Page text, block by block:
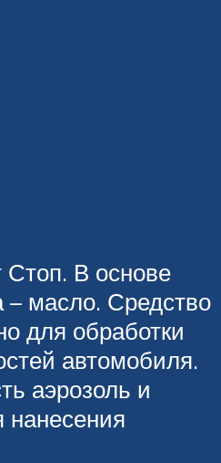
Стоп. В основе
– масло. Средство
для обработки
автомобиля.
аэрозоль и
нанесения